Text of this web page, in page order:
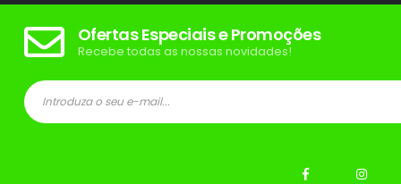
Ofertas Especiais e Promoções
Recebe todas as nossas novidades!